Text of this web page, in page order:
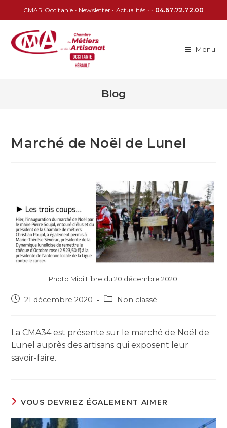
CMAR Occitanie • Newsletter • Actualités • • 04.67.72.72.00
Menu
Blog
Marché de Noël de Lunel
Photo Midi Libre du 20 décembre 2020.
21 décembre 2020 Non classé
La CMA34 est présente sur le marché de Noël de
Lunel auprès des artisans qui exposent leur
savoir-faire.
VOUS DEVRIEZ ÉGALEMENT AIMER